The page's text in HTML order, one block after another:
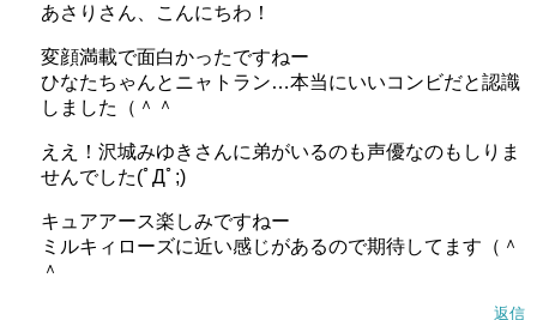
あさりさん、こんにちわ！
変顔満載で面白かったですねー
ひなたちゃんとニャトラン…本当にいいコンビだと認識
しました（＾＾
ええ！沢城みゆきさんに弟がいるのも声優なのもしりま
せんでした(ﾟДﾟ;)
キュアアース楽しみですねー
ミルキィローズに近い感じがあるので期待してます（＾
＾
返信